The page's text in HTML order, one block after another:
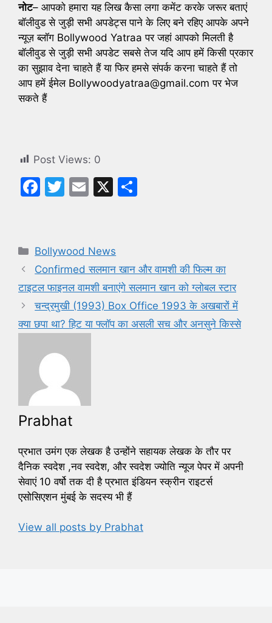
नोट– आपको हमारा यह लिख कैसा लगा कमेंट करके जरूर बताएं
बॉलीवुड से जुड़ी सभी अपडेट्स पाने के लिए बने रहिए आपके अपने
न्यूज़ ब्लॉग Bollywood Yatraa पर जहां आपको मिलती है
बॉलीवुड से जुड़ी सभी अपडेट सबसे तेज यदि आप हमें किसी प्रकार
का सुझाव देना चाहते हैं या फिर हमसे संपर्क करना चाहते हैं तो
आप हमें ईमेल Bollywoodyatraa@gmail.com पर भेज
सकते हैं
Post Views: 0
F
e
b
o
o
k
T
er
E
l
X
Categories
Bollywood News
Confirmed सलमान खान और वामशी की फिल्म का
टाइटल फाइनल वामशी बनाएंगे सलमान खान को ग्लोबल स्टार
चन्द्रमुखी (1993) Box Office 1993 के अखबारों में
क्या छपा था? हिट या फ्लॉप का असली सच और अनसुने किस्से
Prabhat
प्रभात उमंग एक लेखक है उन्होंने सहायक लेखक के तौर पर
दैनिक स्वदेश ,नव स्वदेश, और स्वदेश ज्योति न्यूज पेपर में अपनी
सेवाएं 10 वर्षो तक दी है प्रभात इंडियन स्क्रीन राइटर्स
एसोसिएशन मुंबई के सदस्य भी हैं
View all posts by Prabhat